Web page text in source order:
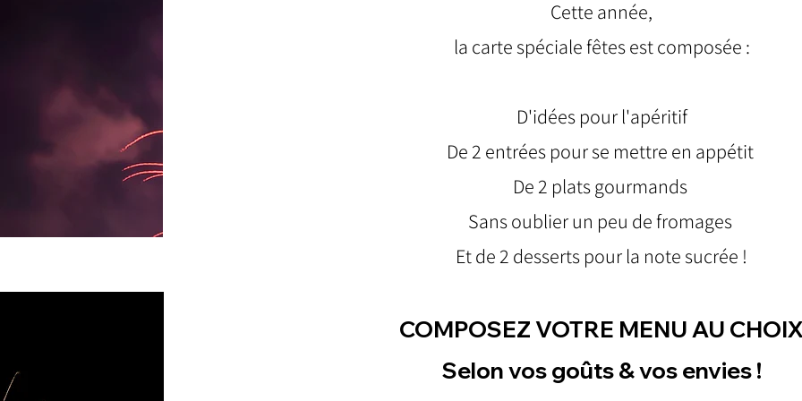
Cette année,
la carte spéciale fêtes est composée :
D'idées pour l'apéritif
De 2 entrées pour se mettre en appétit
De 2 plats gourmands
Sans oublier un peu de fromages
Et de 2 desserts pour la note sucrée !
COMPOSEZ VOTRE MENU AU
Selon vos goûts & vos envies !